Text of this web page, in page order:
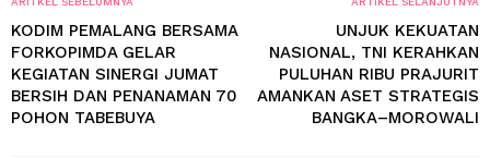
KODIM PEMALANG BERSAMA
FORKOPIMDA GELAR
KEGIATAN SINERGI JUMAT
BERSIH DAN PENANAMAN 70
POHON TABEBUYA
UNJUK KEKUATAN
NASIONAL, TNI KERAHKAN
PULUHAN RIBU PRAJURIT
AMANKAN ASET STRATEGIS
BANGKA–MOROWALI